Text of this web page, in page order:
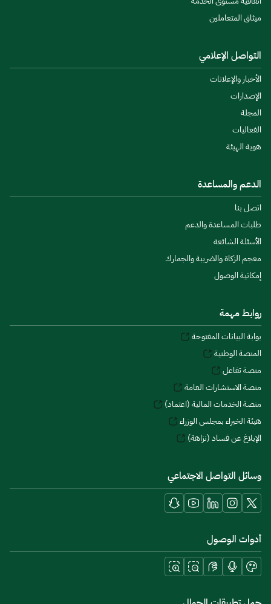
ميثاق المتعاملين
التواصل الإعلامي
الأخبار والإعلانات
الإصدارات
المجلة
الفعاليات
هوية الهيئة
الدعم والمساعدة
اتصل بنا
طلبات المساعدة والدعم
الأسئلة الشائعة
معجم الزكاة والضريبة والجمارك
إمكانية الوصول
روابط مهمة
بوابة البيانات المفتوحة
المنصة الوطنية
منصة تفاعل
منصة الاستشارات العامة
منصة الخدمات المالية (اعتماد)
هيئة الخبراء بمجلس الوزراء
الإبلاغ عن فساد (نزاهة)
وسائل التواصل الاجتماعي
أدوات الوصول